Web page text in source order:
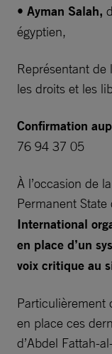
• Ayman Salah,
égyptien,
Représentant de
les droits et les
Confirmation
76 94 37 05
À l’occasion de
Permanent State
International
en place d’un
voix critique au
Particulièrement
en place ces
d’Abdel Fattah-